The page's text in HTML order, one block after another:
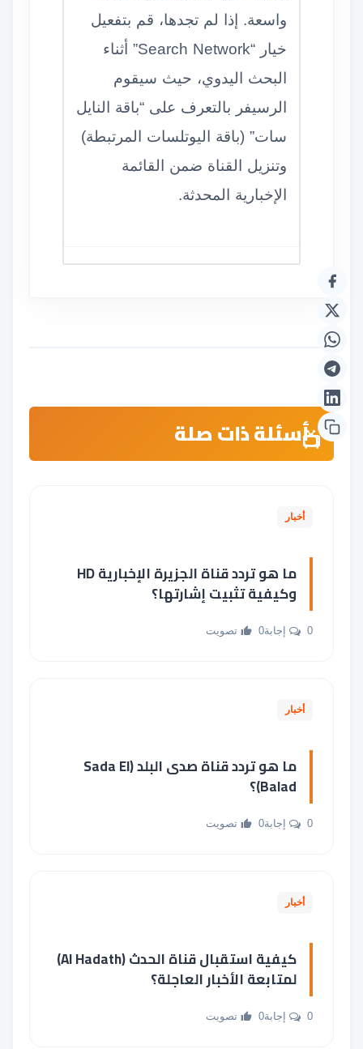
واسعة. إذا لم تجدها، قم بتفعيل
خيار “Search Network” أثناء
البحث اليدوي، حيث سيقوم
الرسيفر بالتعرف على “باقة النايل
سات” (باقة اليوتلسات المرتبطة)
وتنزيل القناة ضمن القائمة
الإخبارية المحدثة.
أسئلة ذات صلة
أخبار
ما هو تردد قناة الجزيرة الإخبارية HD
وكيفية تثبيت إشارتها؟
0 إجابة 0 تصويت
أخبار
ما هو تردد قناة صدى البلد (Sada El
Balad)؟
0 إجابة 0 تصويت
أخبار
كيفية استقبال قناة الحدث (Al Hadath)
لمتابعة الأخبار العاجلة؟
0 إجابة 0 تصويت